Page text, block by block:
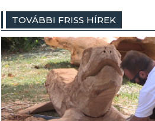
TOVÁBBI FRISS HÍREK